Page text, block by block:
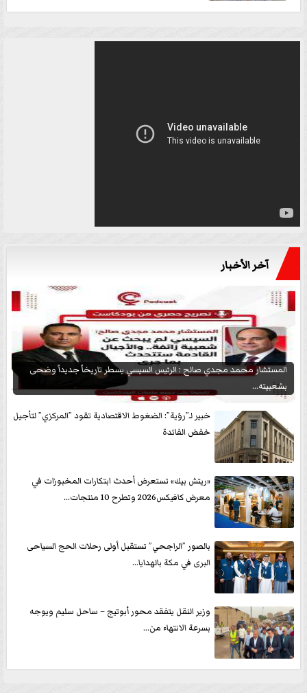
آخر الأخبار
المستشار محمد مجدي صالح : الرئيس السيسي يسطر تاريخاً جديداً وضحى
بشعبيته...
خبير لـ”رؤية”: الضغوط الاقتصادية تقود ”المركزي” لتأجيل
خفض الفائدة
«ريتش بيك» تستعرض أحدث ابتكارات المخبوزات في
معرض كافيكس2026 وتطرح 10 منتجات...
بالصور ”الراجحي” تستقبل أولى رحلات الحج السياحى
البرى في مكة بالهدايا...
وزير النقل يتفقد محور أبوتيج – ساحل سليم ويوجه
بسرعة الانتهاء من...